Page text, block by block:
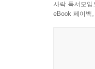
사락 독서모
eBook 페이백